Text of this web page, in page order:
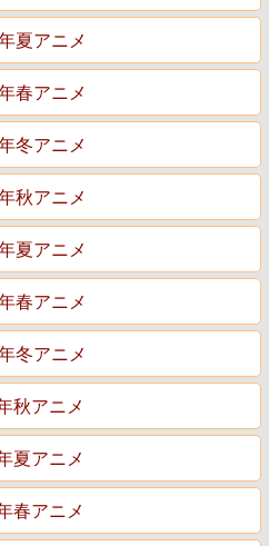
夏アニメ
春アニメ
冬アニメ
秋アニメ
夏アニメ
春アニメ
冬アニメ
秋アニメ
夏アニメ
春アニメ